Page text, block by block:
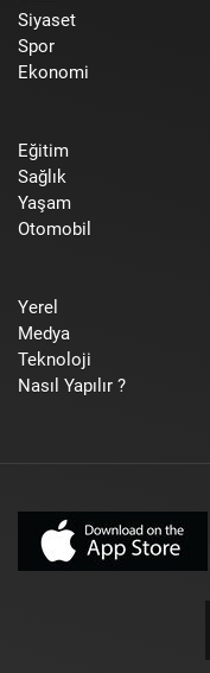
Siyaset
Spor
Ekonomi
Eğitim
Sağlık
Yaşam
Otomobil
Yerel
Medya
Teknoloji
Nasıl Yapılır ?